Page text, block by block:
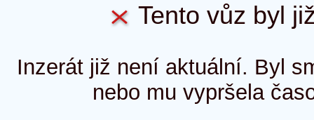
Tento vůz byl
Inzerát již není aktuální. Byl
nebo mu vypršela